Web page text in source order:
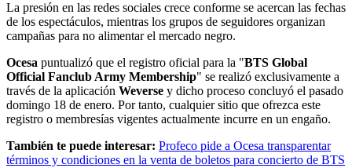
La presión en las redes sociales crece conforme se acercan las fechas
de los espectáculos, mientras los grupos de seguidores organizan
campañas para no alimentar el mercado negro.
Ocesa puntualizó que el registro oficial para la "BTS Global
Official Fanclub Army Membership" se realizó exclusivamente a
través de la aplicación Weverse y dicho proceso concluyó el pasado
domingo 18 de enero. Por tanto, cualquier sitio que ofrezca este
registro o membresías vigentes actualmente incurre en un engaño.
También te puede interesar: Profeco pide a Ocesa transparentar
términos y condiciones en la venta de boletos para concierto de BTS